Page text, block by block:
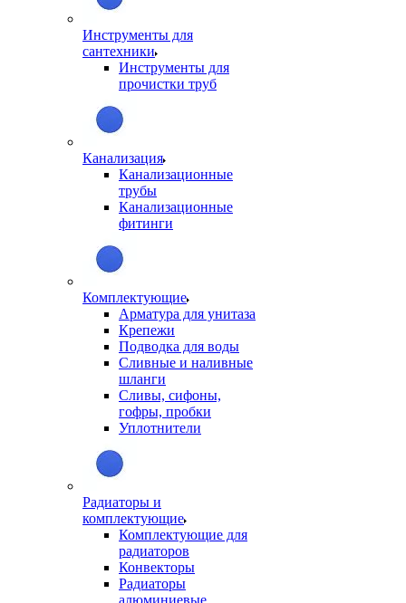
Инструменты для
сантехники
Инструменты для
прочистки труб
Канализация
Канализационные
трубы
Канализационные
фитинги
Комплектующие
Арматура для унитаза
Крепежи
Подводка для воды
Сливные и наливные
шланги
Сливы, сифоны,
гофры, пробки
Уплотнители
Радиаторы и
комплектующие
Комплектующие для
радиаторов
Конвекторы
Радиаторы
алюминиевые